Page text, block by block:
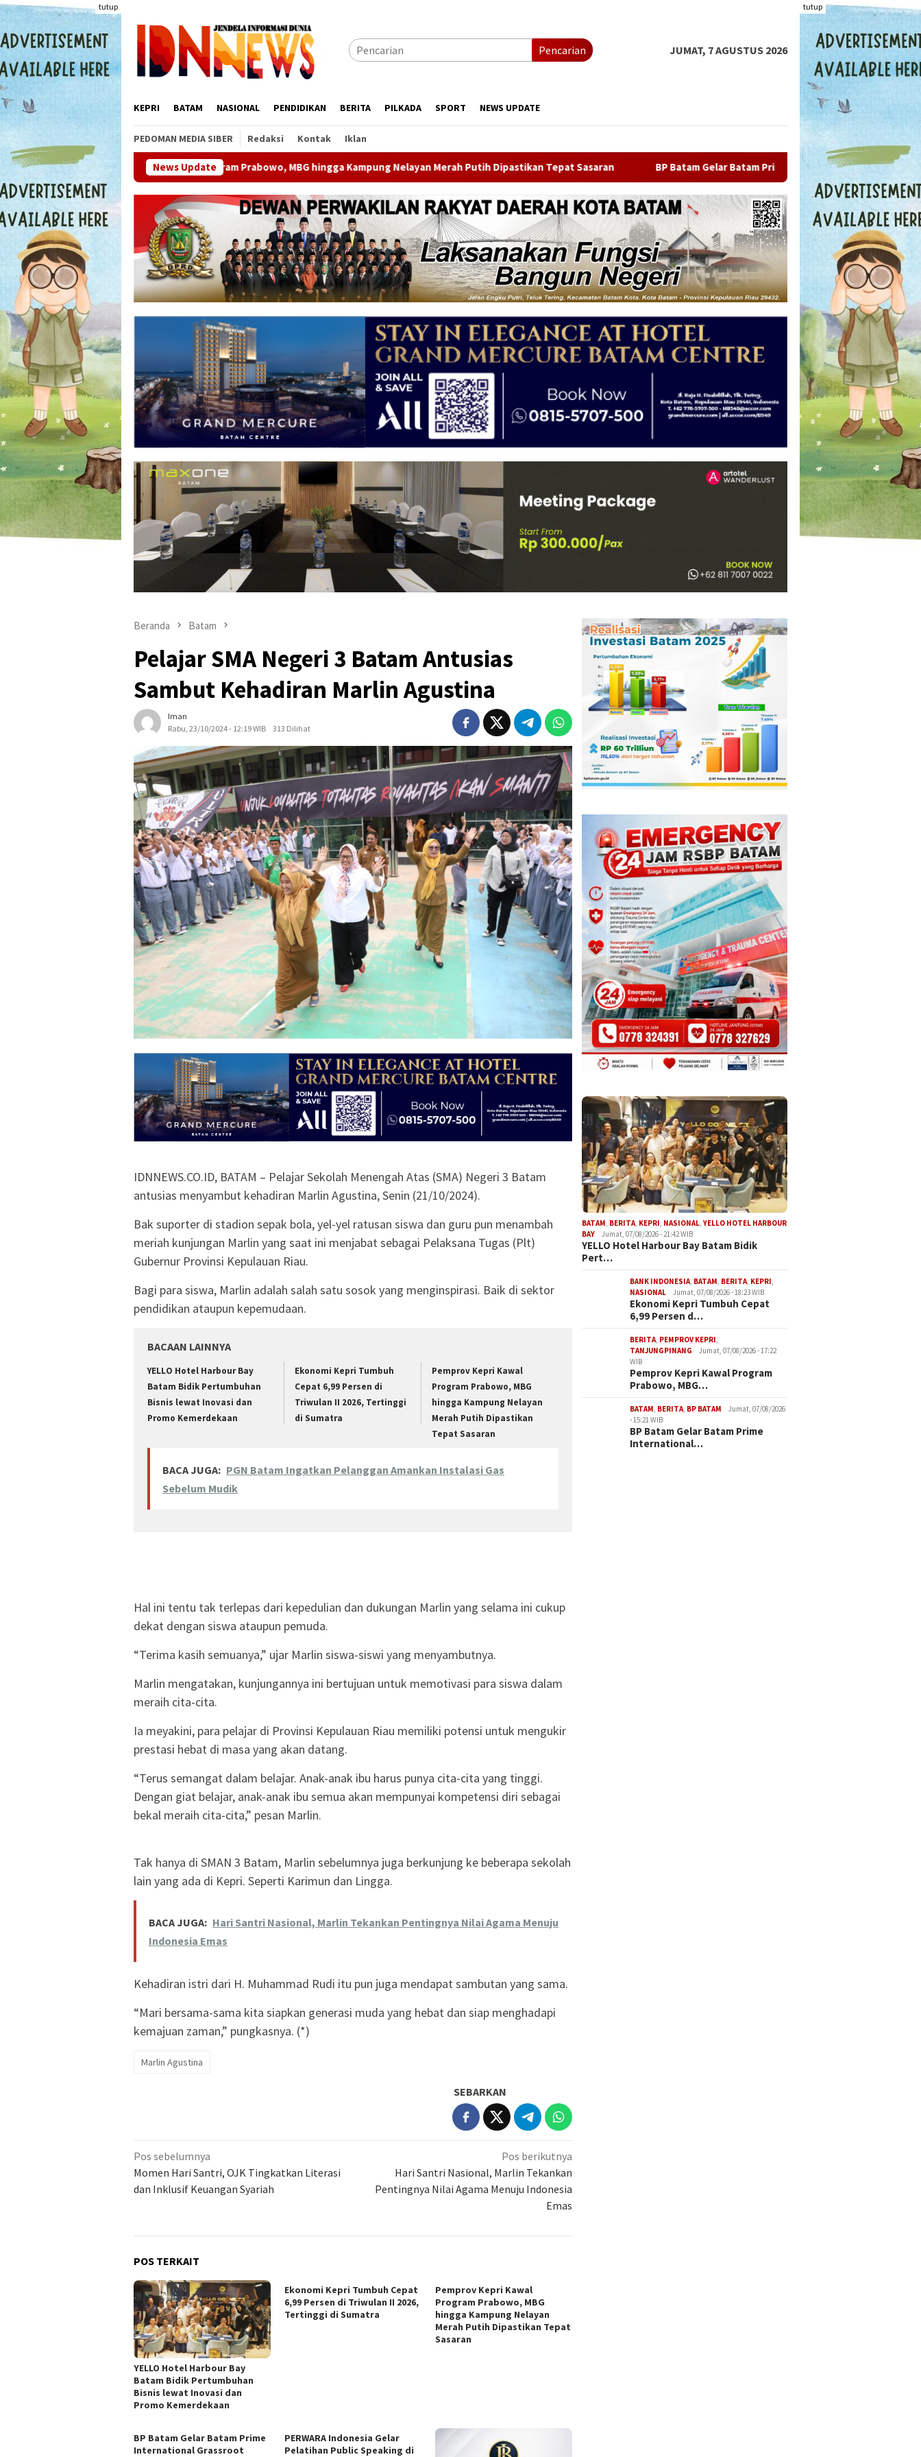
Loncat
ke
konten
tutup tutup
Pencarian JUMAT, 7 AGUSTUS 2026
KEPRI BATAM NASIONAL PENDIDIKAN BERITA PILKADA SPORT NEWS UPDATE
PEDOMAN MEDIA SIBER Redaksi Kontak Iklan
News Update
Kepri Kawal Program Prabowo, MBG hingga Kampung Nelayan Merah Putih Dipastikan Tepat Sasaran BP Batam Gelar Batam Prime International Grassroot Football Festival 2026, Ajang
Beranda Batam
Pelajar SMA Negeri 3 Batam Antusias
Sambut Kehadiran Marlin Agustina
Iman
Rabu, 23/10/2024 - 12:19 WIB
313 Dilihat
IDNNEWS.CO.ID, BATAM – Pelajar Sekolah Menengah Atas (SMA) Negeri 3 Batam
antusias menyambut kehadiran Marlin Agustina, Senin (21/10/2024).
Bak suporter di stadion sepak bola, yel-yel ratusan siswa dan guru pun menambah
meriah kunjungan Marlin yang saat ini menjabat sebagai Pelaksana Tugas (Plt)
Gubernur Provinsi Kepulauan Riau.
Bagi para siswa, Marlin adalah salah satu sosok yang menginspirasi. Baik di sektor
pendidikan ataupun kepemudaan.
BACAAN LAINNYA
YELLO Hotel Harbour Bay
Batam Bidik Pertumbuhan
Bisnis lewat Inovasi dan
Promo Kemerdekaan
Ekonomi Kepri Tumbuh
Cepat 6,99 Persen di
Triwulan II 2026, Tertinggi
di Sumatra
Pemprov Kepri Kawal
Program Prabowo, MBG
hingga Kampung Nelayan
Merah Putih Dipastikan
Tepat Sasaran
BACA JUGA: PGN Batam Ingatkan Pelanggan Amankan Instalasi Gas
Sebelum Mudik
Hal ini tentu tak terlepas dari kepedulian dan dukungan Marlin yang selama ini cukup
dekat dengan siswa ataupun pemuda.
“Terima kasih semuanya,” ujar Marlin siswa-siswi yang menyambutnya.
Marlin mengatakan, kunjungannya ini bertujuan untuk memotivasi para siswa dalam
meraih cita-cita.
Ia meyakini, para pelajar di Provinsi Kepulauan Riau memiliki potensi untuk mengukir
prestasi hebat di masa yang akan datang.
“Terus semangat dalam belajar. Anak-anak ibu harus punya cita-cita yang tinggi.
Dengan giat belajar, anak-anak ibu semua akan mempunyai kompetensi diri sebagai
bekal meraih cita-cita,” pesan Marlin.
Tak hanya di SMAN 3 Batam, Marlin sebelumnya juga berkunjung ke beberapa sekolah
lain yang ada di Kepri. Seperti Karimun dan Lingga.
BACA JUGA: Hari Santri Nasional, Marlin Tekankan Pentingnya Nilai Agama Menuju
Indonesia Emas
Kehadiran istri dari H. Muhammad Rudi itu pun juga mendapat sambutan yang sama.
“Mari bersama-sama kita siapkan generasi muda yang hebat dan siap menghadapi
kemajuan zaman,” pungkasnya. (*)
Marlin Agustina
SEBARKAN
Navigasi
pos
Pos sebelumnya
Momen Hari Santri, OJK Tingkatkan Literasi
dan Inklusif Keuangan Syariah
Pos berikutnya
Hari Santri Nasional, Marlin Tekankan
Pentingnya Nilai Agama Menuju Indonesia
Emas
POS TERKAIT
YELLO Hotel Harbour Bay
Batam Bidik Pertumbuhan
Bisnis lewat Inovasi dan
Promo Kemerdekaan
Ekonomi Kepri Tumbuh Cepat
6,99 Persen di Triwulan II 2026,
Tertinggi di Sumatra
Pemprov Kepri Kawal
Program Prabowo, MBG
hingga Kampung Nelayan
Merah Putih Dipastikan Tepat
Sasaran
BP Batam Gelar Batam Prime
International Grassroot
PERWARA Indonesia Gelar
Pelatihan Public Speaking di
BATAM, BERITA, KEPRI, NASIONAL,YELLO HOTEL HARBOUR
BAY
Jumat, 07/08/2026 - 21:42 WIB
YELLO Hotel Harbour Bay Batam Bidik
Pert…
BANK INDONESIA, BATAM, BERITA, KEPRI,
NASIONAL
Jumat, 07/08/2026 - 18:23 WIB
Ekonomi Kepri Tumbuh Cepat
6,99 Persen d…
BERITA, PEMPROV KEPRI,
TANJUNGPINANG
Jumat, 07/08/2026 - 17:22
WIB
Pemprov Kepri Kawal Program
Prabowo, MBG…
BATAM, BERITA, BP BATAM
Jumat, 07/08/2026
- 15:21 WIB
BP Batam Gelar Batam Prime
International…